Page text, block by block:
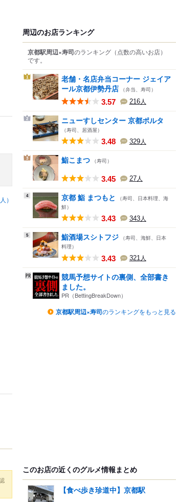
人）
周辺のお店ランキング
京都駅周辺×寿司のランキング （点数の高いお店）
です。
1
老舗・名店弁当コーナー ジェイア
ール京都伊勢丹店 （弁当、寿司）
3.57 216人
2 ニューすしセンター 京都ポルタ
（寿司、居酒屋）
3.48 329人
3 鮨こまつ （寿司）
3.45 27人
4 京都 鮨 まつもと
（寿司、日本料理、海
鮮）
3.43 343人
5 鮨酒場スシトフジ （寿司、海鮮、日本
料理）
3.43 321人
競馬予想サイトの裏側、全部書き
ました。
PR（BettingBreakDown）
京都駅周辺×寿司のランキングをもっと見る
このお店の近くのグルメ情報まとめ
【食べ歩き珍道中】京都駅